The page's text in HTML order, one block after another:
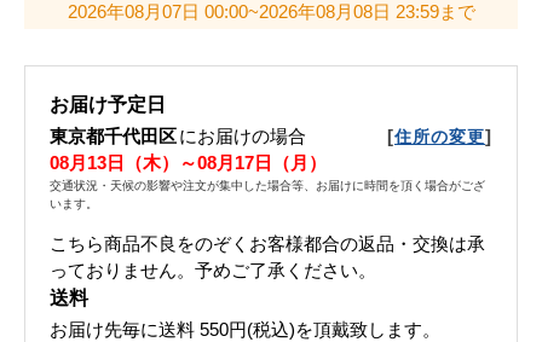
2026年08月07日 00:00~2026年08月08日 23:59まで
お届け予定日
東京都千代田区にお届けの場合 [住所の変更]
08月13日（木）～08月17日（月）
交通状況・天候の影響や注文が集中した場合等、お届けに時間を頂く場合がござ
います。
こちら商品不良をのぞくお客様都合の返品・交換は承
っておりません。予めご了承ください。
送料
お届け先毎に送料 550円(税込)を頂戴致します。